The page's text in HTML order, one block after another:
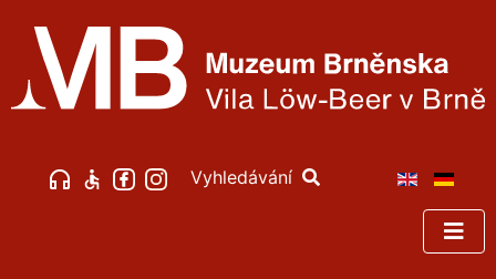
Vyhledávání